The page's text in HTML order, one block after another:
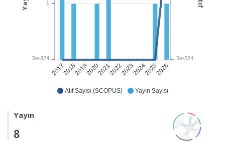
Atıf Sayısı (SCOPUS) Yayın Sayısı
2017201820192020202120222023202420252026
5e-324
1
5e-324
Yayın
8